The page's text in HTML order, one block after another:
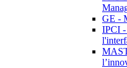
GE -
IPCI -